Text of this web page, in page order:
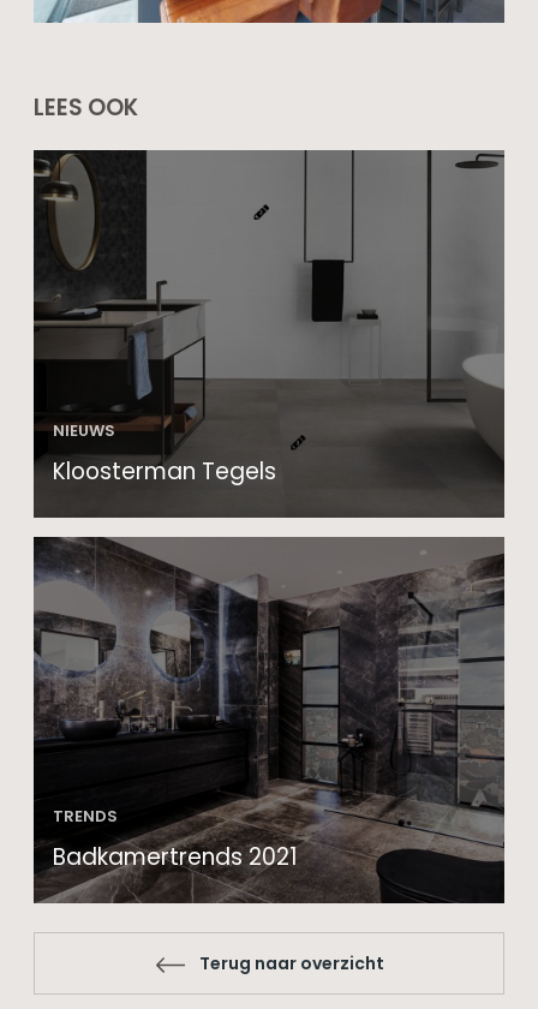
LEES OOK
NIEUWS
Kloosterman Tegels
TRENDS
Badkamertrends 2021
Terug naar overzicht